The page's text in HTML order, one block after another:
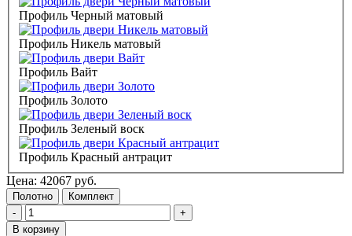
Профиль Черный матовый
Профиль Никель матовый
Профиль Вайт
Профиль Золото
Профиль Зеленый воск
Профиль Красный антрацит
Цена: 42067 руб.
Полотно
Комплект
-
+
В корзину